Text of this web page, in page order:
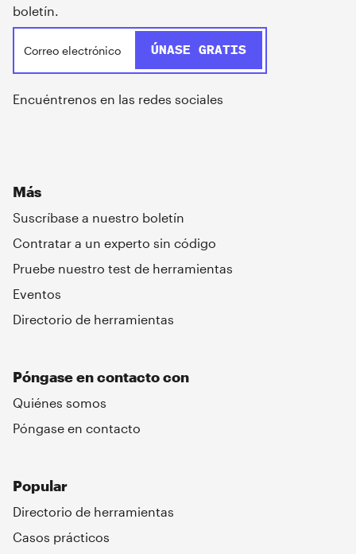
boletín.
Encuéntrenos en las redes sociales
Más
Suscríbase a nuestro boletín
Contratar a un experto sin código
Pruebe nuestro test de herramientas
Eventos
Directorio de herramientas
Popular
Directorio de herramientas
Casos prácticos
Póngase en contacto con
Quiénes somos
Póngase en contacto